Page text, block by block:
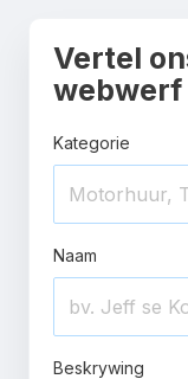
Vertel
webwerf
Kategorie
Naam
Beskrywing